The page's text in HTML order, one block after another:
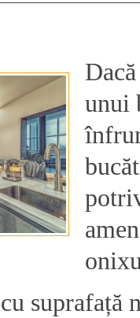
unui
suprafață